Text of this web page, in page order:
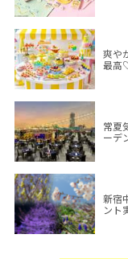
爽や
最高
常夏
ーデ
新宿
ント